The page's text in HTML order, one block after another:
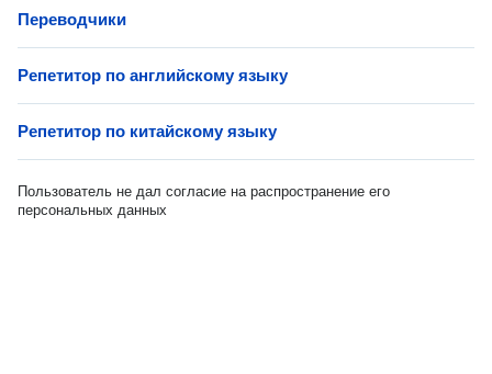
Переводчики
Репетитор по английскому языку
Репетитор по китайскому языку
Пользователь не дал согласие на распространение его
персональных данных